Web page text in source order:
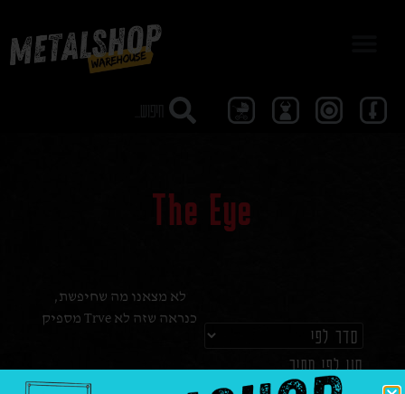
The Eye
סנן לפי מחיר
לא מצאנו מה שחיפשת,
כנראה שזה לא Trve מספיק